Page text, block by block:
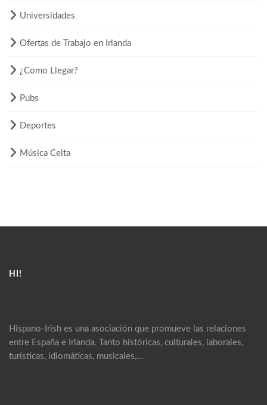
Universidades
Ofertas de Trabajo en Irlanda
¿Como Llegar?
Pubs
Deportes
Música Celta
HI!
Hispano-Irish es una asociación que promueve las relaciones
entre España e Irlanda. Tanto históricas, culturales, laborales,
turísticas, idiomáticas, musicales,…